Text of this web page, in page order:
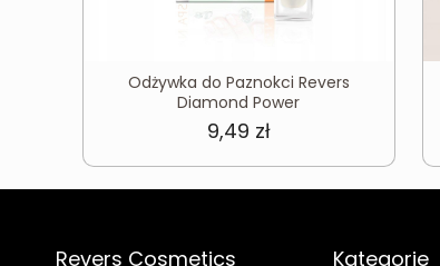
Odżywka do Paznokci Revers
Diamond Power
9,49 zł
Revers Cosmetics Kategorie